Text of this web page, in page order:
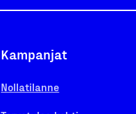
Kampanjat
Nollatilanne